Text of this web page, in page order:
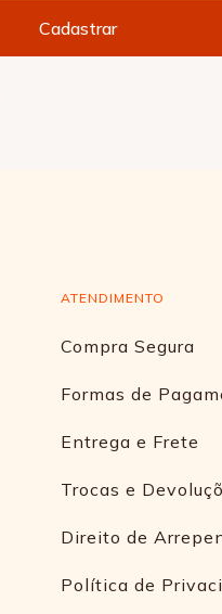
ATENDIMENTO
Compra Segura
Formas de
Entrega e Frete
Trocas e
Direito de
Política de